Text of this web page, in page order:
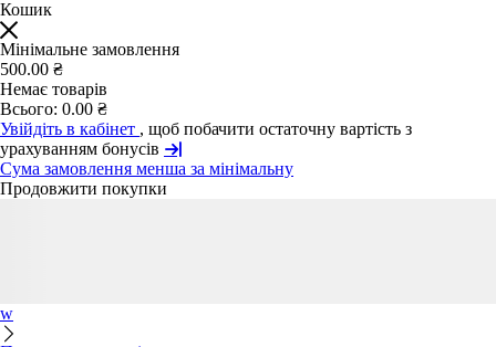
Кошик
Мінімальне замовлення
500.00 ₴
Немає товарів
Всього: 0.00 ₴
Увійдіть в кабінет , щоб побачити остаточну вартість з
урахуванням бонусів
Сума замовлення менша за мінімальну
Продовжити покупки
w